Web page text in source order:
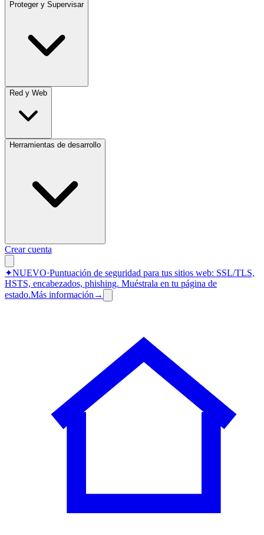
Proteger y Supervisar
Red y Web
Herramientas de desarrollo
Crear cuenta
✦NUEVO·Puntuación de seguridad para tus sitios web: SSL/TLS,
HSTS, encabezados, phishing. Muéstrala en tu página de
estado.Más información →